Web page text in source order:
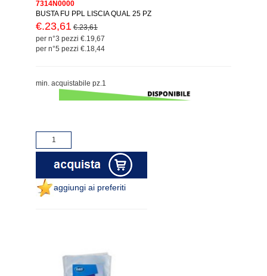
7314N0000
BUSTA FU PPL LISCIA QUAL 25 PZ
€.23,61 €.23,61
per n°3 pezzi €.19,67
per n°5 pezzi €.18,44
min. acquistabile pz.1
aggiungi ai preferiti